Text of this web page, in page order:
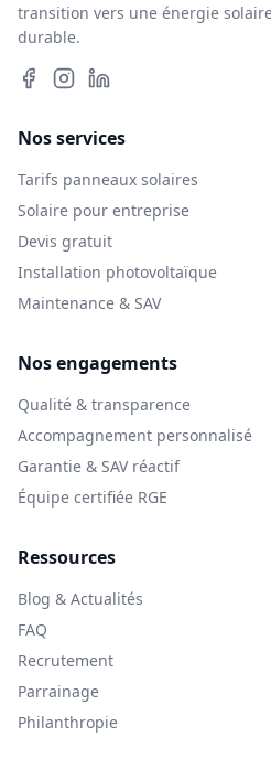
transition vers une énergie
durable.
Nos services
Tarifs panneaux solaires
Solaire pour entreprise
Devis gratuit
Installation photovoltaïque
Maintenance & SAV
Nos engagements
Qualité & transparence
Accompagnement personnalisé
Garantie & SAV réactif
Équipe certifiée RGE
Ressources
Blog & Actualités
FAQ
Recrutement
Parrainage
Philanthropie